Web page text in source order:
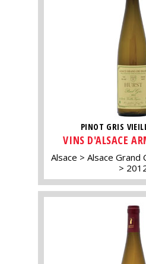
PINOT GRIS
VINS D'ALSACE
Alsace Alsace Grand